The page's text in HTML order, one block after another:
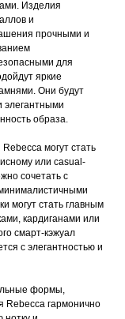
Изделия
и
прочными и
для
яркие
Они будут
элегантными
образа.
могут стать
или casual-
сочетать с
могут стать главным
кардиганами или
смарт-кэжуал
с элегантностью и
формы,
Rebecca гармонично